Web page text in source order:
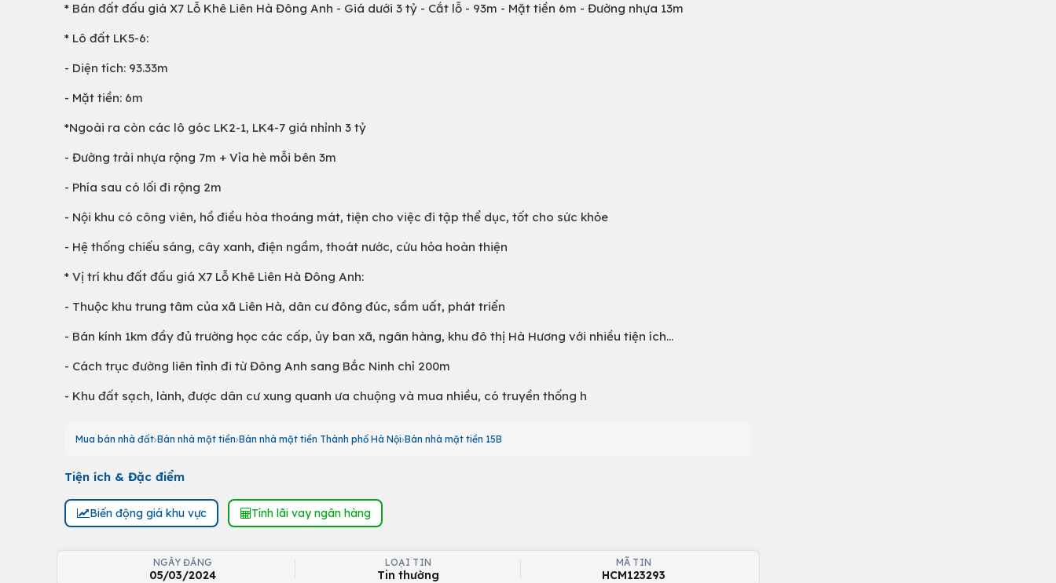
* Bán đất đấu giá X7 Lỗ Khê Liên Hà Đông Anh - Giá dưới 3 tỷ - Cắt lỗ - 93m - Mặt tiền 6m - Đường nhựa 13m
* Lô đất LK5-6:
- Diện tích: 93.33m
- Mặt tiền: 6m
*Ngoài ra còn các lô góc LK2-1, LK4-7 giá nhỉnh 3 tỷ
- Đường trải nhựa rộng 7m + Vỉa hè mỗi bên 3m
- Phía sau có lối đi rộng 2m
- Nội khu có công viên, hồ điều hòa thoáng mát, tiện cho việc đi tập thể dục, tốt cho sức khỏe
- Hệ thống chiếu sáng, cây xanh, điện ngầm, thoát nước, cứu hỏa hoàn thiện
* Vị trí khu đất đấu giá X7 Lỗ Khê Liên Hà Đông Anh:
- Thuộc khu trung tâm của xã Liên Hà, dân cư đông đúc, sầm uất, phát triển
- Bán kính 1km đầy đủ trường học các cấp, ủy ban xã, ngân hàng, khu đô thị Hà Hương với nhiều tiện ích...
- Cách trục đường liên tỉnh đi từ Đông Anh sang Bắc Ninh chỉ 200m
- Khu đất sạch, lành, được dân cư xung quanh ưa chuộng và mua nhiều, có truyền thống h
Mua bán nhà đất Bán nhà mặt tiền Bán nhà mặt tiền Thành phố Hà Nội Bán nhà mặt tiền 15B
Tiện ích & Đặc điểm
Biến động giá khu vực Tính lãi vay ngân hàng
NGÀY ĐĂNG
05/03/2024
LOẠI TIN
Tin thường
MÃ TIN
HCM123293